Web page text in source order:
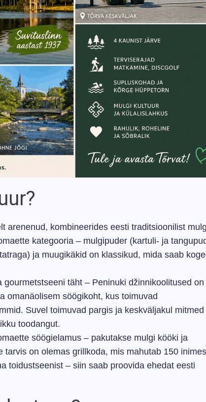
arenenud, kombineerides eesti traditsioonilist
kategooria – mulgipuder (kartuli- ja
ja muugikäkid on klassikud, mida saab
täht – Peninuki džinnikoolitused on
omanäolisem söögikoht, kus toimuvad
Suvel toimuvad pargis ja keskväljakul mitmed
toodangut.
söögielamus – pakutakse mulgi kööki ja
on olemas grillkoda, mis mahutab 150
toidustseenist – siin saab proovida ehedat eesti